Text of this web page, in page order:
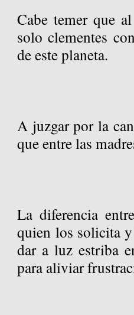
Cabe temer que
solo clementes
de este planeta.
A juzgar por la
que entre las
La diferencia
quien los solicita
dar a luz estriba
para aliviar